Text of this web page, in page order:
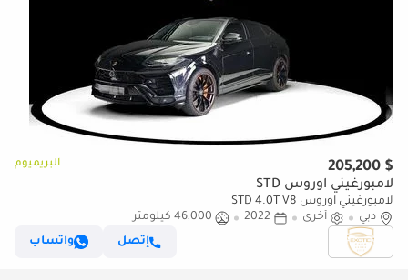
$ 205,200 البريميوم
لامبورغيني اوروس STD
لامبورغيني اوروس STD 4.0T V8
دبي
أخرى 2022
46,000 كيلومتر
إتصل
واتساب